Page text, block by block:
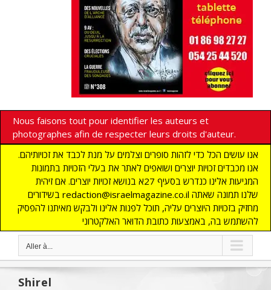
Nous faisons tout pour identifier les auteurs et
photographes afin de respecter leurs droits d'auteur.
אנו עושים הכל כדי לזהות סופרים וצלמים על מנת לכבד את זכויותיהם.
אנו מכבדים זכויות יוצרים ושואפים לאתר את בעלי הזכויות בתמונות
המגיעות אלינו כנדרש בסעיף 27א בנושא זכויות יוצרים. אם זיהית
בשידורים redaction@israelmagazine.co.il שלנו תמונה שאתה
מחזיק בזכויות היוצרים עליה, תוכל לפנות אלינו ולבקש מאיתנו להפסיק
להשתמש בה, באמצעות כתובת הדואר האלקטרוני
Aller à...
Shirel